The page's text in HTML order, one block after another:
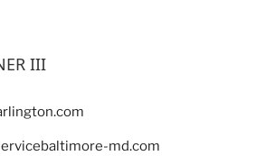
III
md.com